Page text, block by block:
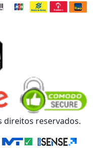
direitos reservados.